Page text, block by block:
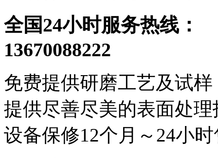
全国24小时服务热线：
13670088222
免费提供研磨工艺及试样
提供尽善尽美的表面处理
设备保修12个月～24小